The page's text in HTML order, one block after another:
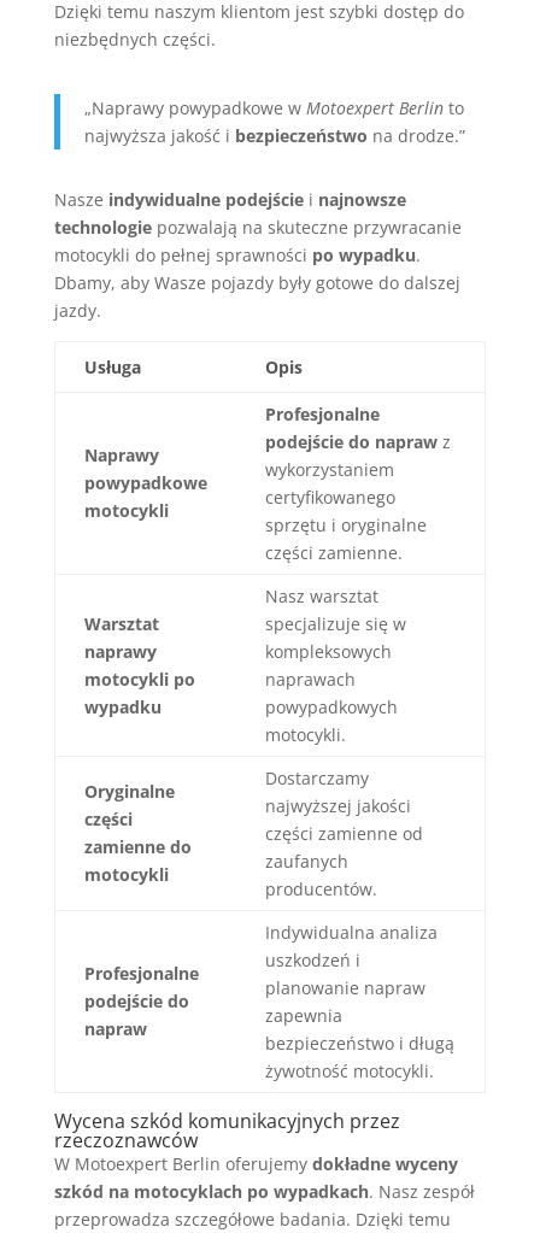
Dzięki temu naszym klientom jest szybki dostęp do
niezbędnych części.
„Naprawy powypadkowe w Motoexpert Berlinto
najwyższa jakość i bezpieczeństwo na drodze.”
Nasze indywidualne podejściei najnowsze
technologiepozwalają na skuteczne przywracanie
motocykli do pełnej sprawności po wypadku.
Dbamy, aby Wasze pojazdy były gotowe do dalszej
jazdy.
Usługa Opis
Naprawy
powypadkowe
motocykli
Profesjonalne
podejście do naprawz
wykorzystaniem
certyfikowanego
sprzętu i oryginalne
części zamienne.
Warsztat
naprawy
motocykli po
wypadku
Nasz warsztat
specjalizuje się w
kompleksowych
naprawach
powypadkowych
motocykli.
Oryginalne
części
zamienne do
motocykli
Dostarczamy
najwyższej jakości
części zamienne od
zaufanych
producentów.
Profesjonalne
podejście do
napraw
Indywidualna analiza
uszkodzeń i
planowanie napraw
zapewnia
bezpieczeństwo i długą
żywotność motocykli.
Wycena szkód komunikacyjnych przez
rzeczoznawców
W Motoexpert Berlin oferujemy dokładne wyceny
szkód na motocyklach po wypadkach. Nasz zespół
przeprowadza szczegółowe badania. Dzięki temu